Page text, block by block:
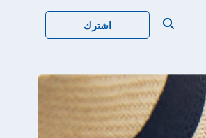
اشترك